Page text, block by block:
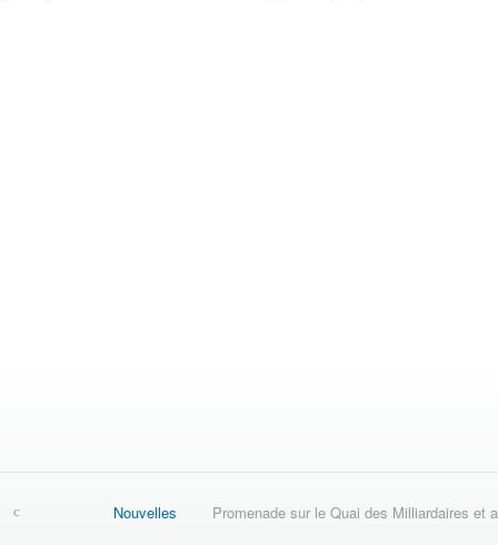
Nouvelles Promenade sur le Quai des Milliardaires et